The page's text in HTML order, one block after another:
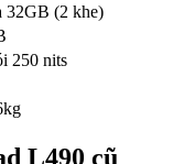
32GB (2 khe)
250 nits
L490 cũ